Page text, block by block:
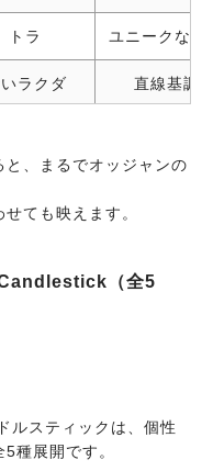
トラ ユニークな
ラクダ 直線基調
オオハシ） 鮮やかな嘴
、まるでオッジャンの
ても映えます。
Candlestick（全5
ルスティックは、個性
種展開です。